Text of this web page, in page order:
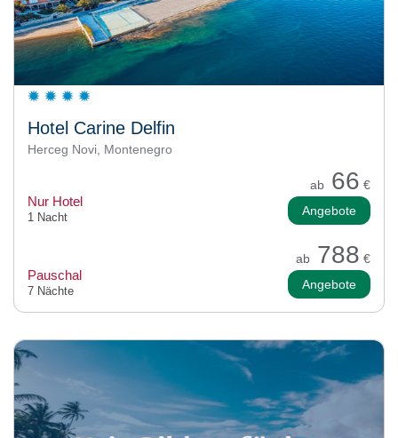
Hotel Carine Delfin
Herceg Novi, Montenegro
ab 66 €
Nur Hotel
1 Nacht Angebote
ab 788 €
Pauschal
7 Nächte Angebote